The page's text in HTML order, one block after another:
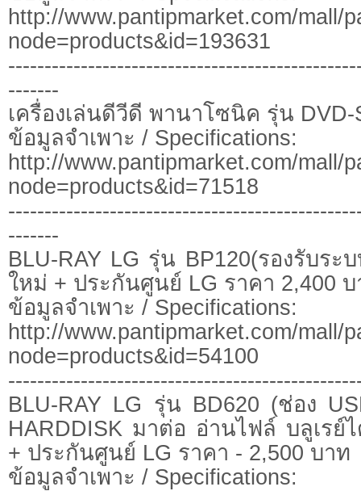
http://www.pantipmarket.com/mall/
node=products&id=193631
-------
เครื่องเล่นดีวีดี พานาโซนิค รุ่น DVD-
ข้อมูลจำเพาะ / Specifications:
http://www.pantipmarket.com/mall/
node=products&id=71518
-------
BLU-RAY LG รุ่น BP120(รองรับระ
ใหม่ + ประกันศูนย์ LG ราคา 2,400
ข้อมูลจำเพาะ / Specifications:
http://www.pantipmarket.com/mall/
node=products&id=54100
BLU-RAY LG รุ่น BD620 (ช่อง
HARDDISK มาต่อ อ่านไฟล์ บลูเรย์
+ ประกันศูนย์ LG ราคา - 2,500 บาท
ข้อมูลจำเพาะ / Specifications: